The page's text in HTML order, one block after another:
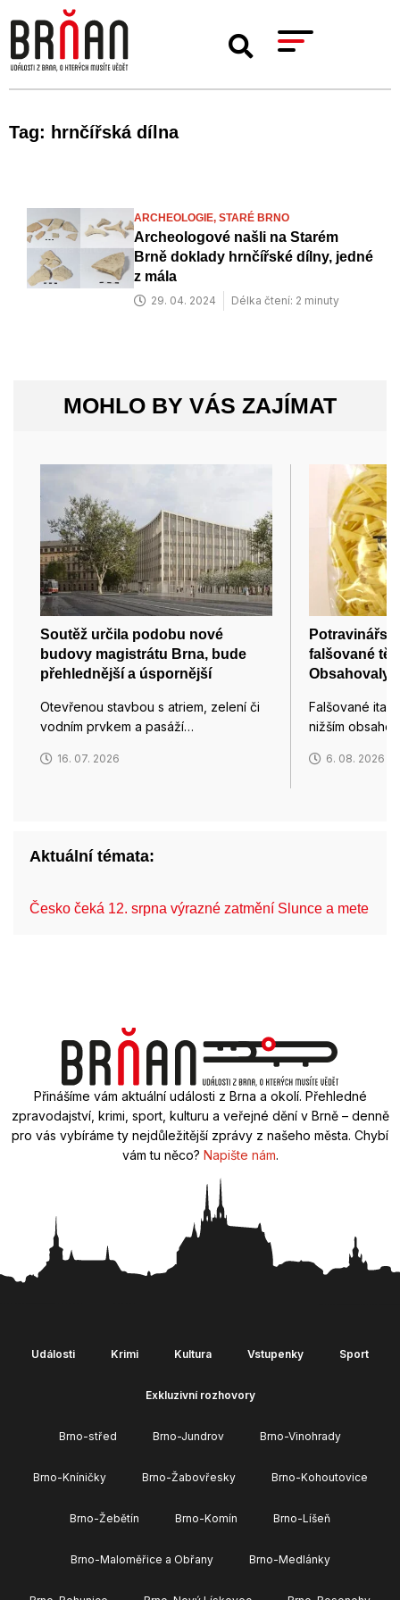
Tag: hrnčířská dílna
ARCHEOLOGIE, STARÉ BRNO
Archeologové našli na Starém
Brně doklady hrnčířské dílny, jedné
z mála
29. 04. 2024 Délka čtení: 2 minuty
MOHLO BY VÁS ZAJÍMAT
Soutěž určila podobu nové
budovy magistrátu Brna, bude
přehlednější a úspornější
Otevřenou stavbou s atriem, zelení či
vodním prvkem a pasáží…
16. 07. 2026
falšované
Obsahovaly
Falšované
nižším
6. 08. 2026
Aktuální témata:
Česko čeká 12. srpna výrazné zatmění Slunce a mete…
Přinášíme vám aktuální události z Brna a okolí. Přehledné
zpravodajství, krimi, sport, kulturu a veřejné dění v Brně – denně
pro vás vybíráme ty nejdůležitější zprávy z našeho města. Chybí
vám tu něco? Napište nám.
Události Krimi Kultura Vstupenky Sport
Exkluzivní rozhovory
Brno-střed Brno-Jundrov Brno-Vinohrady
Brno-Kníničky Brno-Žabovřesky Brno-Kohoutovice
Brno-Žebětín Brno-Komín Brno-Líšeň
Brno-Maloměřice a Obřany Brno-Medlánky